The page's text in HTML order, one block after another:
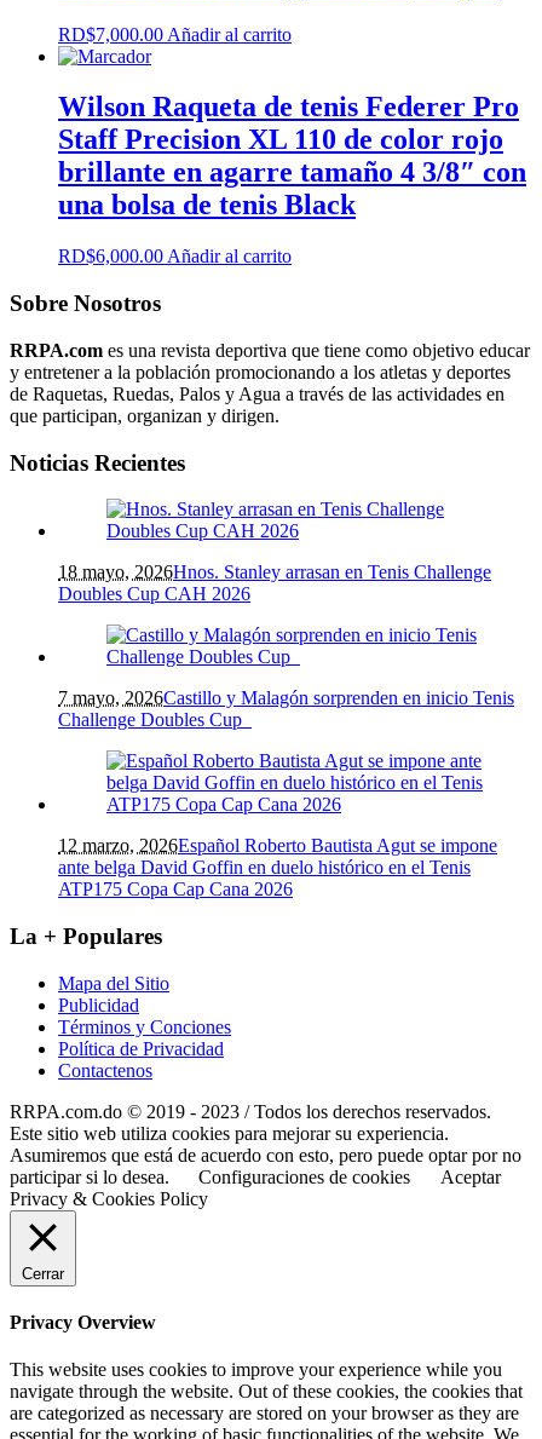
RD$7,000.00 Añadir al carrito
Wilson Raqueta de tenis Federer Pro
Staff Precision XL 110 de color rojo
brillante en agarre tamaño 4 3/8″ con
una bolsa de tenis Black
RD$6,000.00 Añadir al carrito
Sobre Nosotros
RRPA.com es una revista deportiva que tiene como objetivo educar
y entretener a la población promocionando a los atletas y deportes
de Raquetas, Ruedas, Palos y Agua a través de las actividades en
que participan, organizan y dirigen.
Noticias Recientes
18 mayo, 2026Hnos. Stanley arrasan en Tenis Challenge
Doubles Cup CAH 2026
7 mayo, 2026Castillo y Malagón sorprenden en inicio Tenis
Challenge Doubles Cup
12 marzo, 2026Español Roberto Bautista Agut se impone
ante belga David Goffin en duelo histórico en el Tenis
ATP175 Copa Cap Cana 2026
La + Populares
Mapa del Sitio
Publicidad
Términos y Conciones
Política de Privacidad
Contactenos
RRPA.com.do © 2019 - 2023 / Todos los derechos reservados.
Este sitio web utiliza cookies para mejorar su experiencia.
Asumiremos que está de acuerdo con esto, pero puede optar por no
participar si lo desea.
Configuraciones de cookies
Aceptar
Privacy & Cookies Policy
Cerrar
Privacy Overview
This website uses cookies to improve your experience while you
navigate through the website. Out of these cookies, the cookies that
are categorized as necessary are stored on your browser as they are